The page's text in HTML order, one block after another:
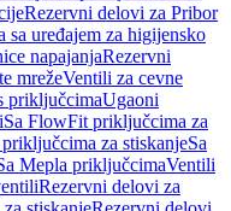
Rezervni delovi za Pribor
uređajem za higijensko
napajanjaRezervni
mrežeVentili za cevne
priključcimaUgaoni
Sa FlowFit priključcima za
za stiskanjeSa
Mepla priključcimaVentili
Rezervni delovi za